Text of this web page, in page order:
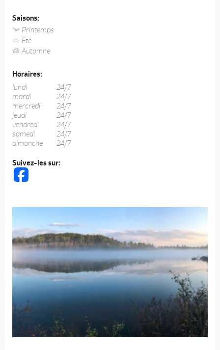
Saisons:
Printemps
Été
Automne
Horaires:
lundi
24/7
mardi
24/7
mercredi
24/7
jeudi
24/7
vendredi
24/7
samedi
24/7
dimanche
24/7
Suivez-les sur: